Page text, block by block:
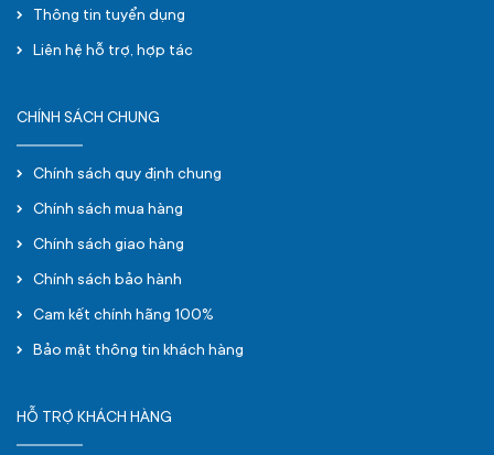
Thông tin tuyển dụng
Liên hệ hỗ trợ, hợp tác
CHÍNH SÁCH CHUNG
Chính sách quy định chung
Chính sách mua hàng
Chính sách giao hàng
Chính sách bảo hành
Cam kết chính hãng 100%
Bảo mật thông tin khách hàng
HỖ TRỢ KHÁCH HÀNG